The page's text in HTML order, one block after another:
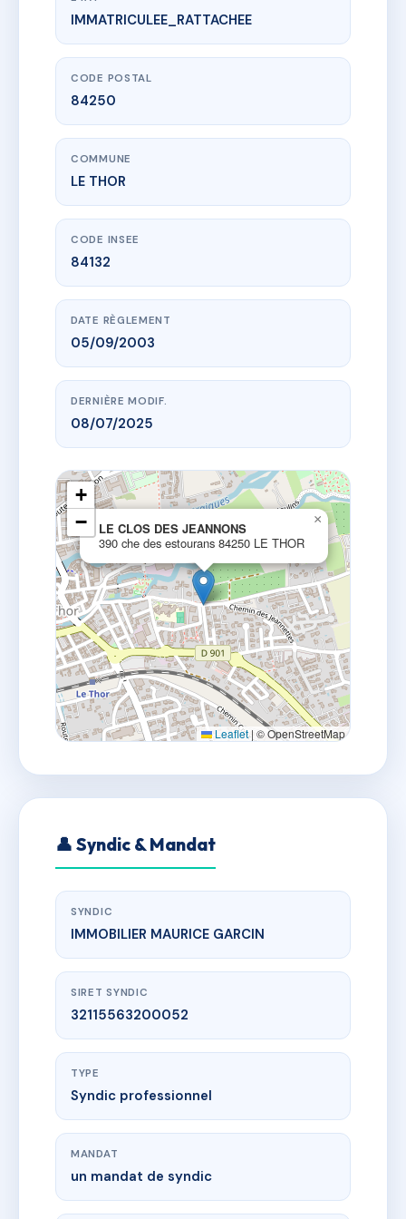
www.vme.plus/AC6810238
LE CLOS DES JEANNONS
390 che des estourans
IMMATRICULEE_RATTACHEE
CODE POSTAL
84250
COMMUNE
LE THOR
CODE INSEE
84132
DATE RÈGLEMENT
05/09/2003
DERNIÈRE MODIF.
08/07/2025
LE CLOS DES JEANNONS
390 che des estourans 84250 LE THOR
×
+
−
Leaflet | © OpenStreetMap
👤 Syndic & Mandat
SYNDIC
IMMOBILIER MAURICE GARCIN
SIRET SYNDIC
32115563200052
TYPE
Syndic professionnel
MANDAT
un mandat de syndic